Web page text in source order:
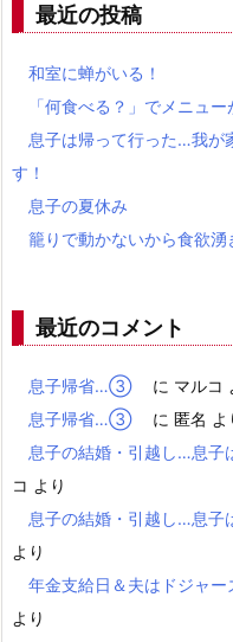
最近の投稿
和室に蝉がいる！
「何食べる？」でメニュ
息子は帰って行った…我が
す！
息子の夏休み
籠りで動かないから食欲
最近のコメント
息子帰省…③ に マルコ
息子帰省…③
に 匿名 よ
息子の結婚・引越し…息子
コ より
息子の結婚・引越し…息子
より
年金支給日＆夫はドジャ
より